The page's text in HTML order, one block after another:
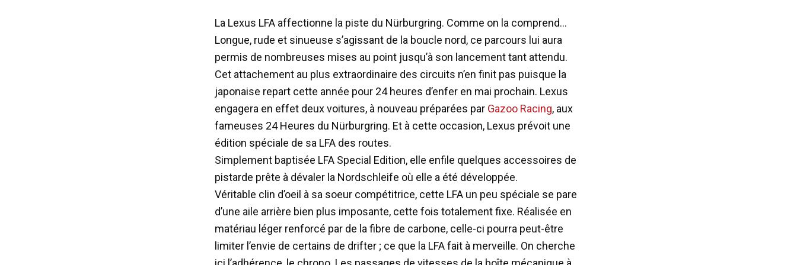
La Lexus LFA affectionne la piste du Nürburgring. Comme on la comprend…
Longue, rude et sinueuse s’agissant de la boucle nord, ce parcours lui aura
permis de nombreuses mises au point jusqu’à son lancement tant attendu.
Cet attachement au plus extraordinaire des circuits n’en finit pas puisque la
japonaise repart cette année pour 24 heures d’enfer en mai prochain. Lexus
engagera en effet deux voitures, à nouveau préparées par Gazoo Racing, aux
fameuses 24 Heures du Nürburgring. Et à cette occasion, Lexus prévoit une
édition spéciale de sa LFA des routes.
Simplement baptisée LFA Special Edition, elle enfile quelques accessoires de
pistarde prête à dévaler la Nordschleife où elle a été développée.
Véritable clin d’oeil à sa soeur compétitrice, cette LFA un peu spéciale se pare
d’une aile arrière bien plus imposante, cette fois totalement fixe. Réalisée en
matériau léger renforcé par de la fibre de carbone, celle-ci pourra peut-être
limiter l’envie de certains de drifter ; ce que la LFA fait à merveille. On cherche